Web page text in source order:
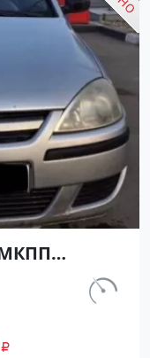
МКПП
Хетчбэк